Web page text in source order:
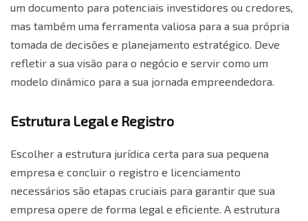
um documento para potenciais investidores ou credores,
mas também uma ferramenta valiosa para a sua própria
tomada de decisões e planejamento estratégico. Deve
refletir a sua visão para o negócio e servir como um
modelo dinâmico para a sua jornada empreendedora.
Estrutura Legal e Registro
Escolher a estrutura jurídica certa para sua pequena
empresa e concluir o registro e licenciamento
necessários são etapas cruciais para garantir que sua
empresa opere de forma legal e eficiente. A estrutura